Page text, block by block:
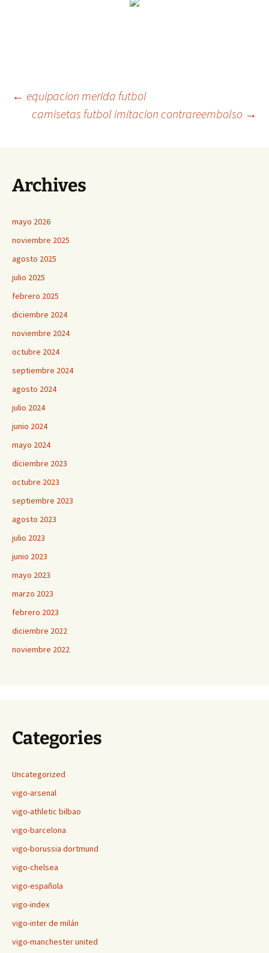
Navegación
entradas
← equipacion merida futbol
camisetas futbol imitacion contrareembolso →
Archives
mayo 2026
noviembre 2025
agosto 2025
julio 2025
febrero 2025
diciembre 2024
noviembre 2024
octubre 2024
septiembre 2024
agosto 2024
julio 2024
junio 2024
mayo 2024
diciembre 2023
octubre 2023
septiembre 2023
agosto 2023
julio 2023
junio 2023
mayo 2023
marzo 2023
febrero 2023
diciembre 2022
noviembre 2022
Categories
Uncategorized
vigo-arsenal
vigo-athletic bilbao
vigo-barcelona
vigo-borussia dortmund
vigo-chelsea
vigo-española
vigo-index
vigo-inter de milán
vigo-manchester united